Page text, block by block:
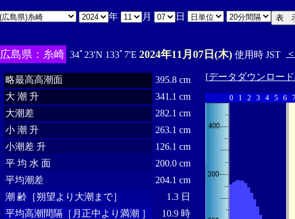
年 月 日
広島県：糸崎 34ﾟ23'N 133ﾟ7'E 2024年11月07日(木) 使用時 JST
略最高高潮面
395.8 cm
大 潮 升
341.1 cm
大潮差
282.1 cm
小 潮 升
263.1 cm
小潮差 升
126.1 cm
平 均 水 面
200.0 cm
平均潮差
204.1 cm
潮 齢［朔望より大潮まで］
1.3 日
平均高潮間隔［月正中より満潮 ］
10.9 時
[データダウンロー
0 1 2 3 4 5 6 7